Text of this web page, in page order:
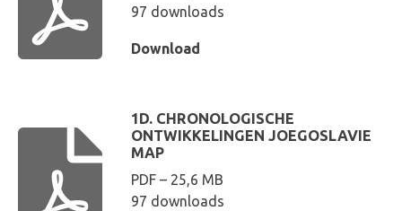
97 downloads
Download
1D. CHRONOLOGISCHE
ONTWIKKELINGEN JOEGOSLAVIE
MAP
PDF – 25,6 MB
97 downloads